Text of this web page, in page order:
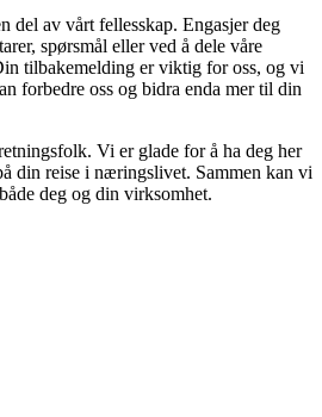
del av vårt fellesskap. Engasjer deg
spørsmål eller ved å dele våre
tilbakemelding er viktig for oss, og vi
forbedre oss og bidra enda mer til din
Vi er glade for å ha deg her
din reise i næringslivet. Sammen kan vi
deg og din virksomhet.